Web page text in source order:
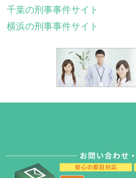
千葉の刑事事件サイト
横浜の刑事事件サイト